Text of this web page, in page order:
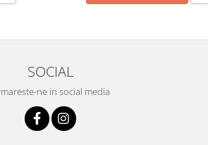
SOCIAL
ne in social media